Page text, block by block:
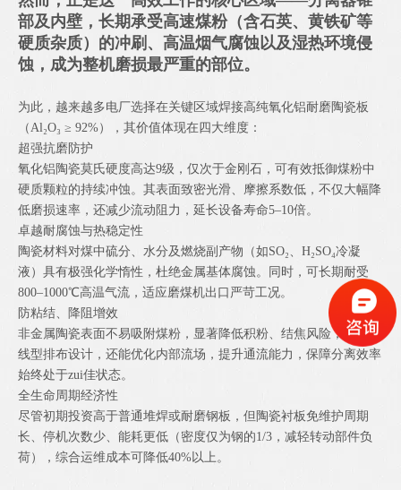
部及内壁，长期承受高速煤粉（含石英、黄铁矿等
硬质杂质）的冲刷、高温烟气腐蚀以及湿热环境侵
蚀，成为整机磨损最严重的部位。
为此，越来越多电厂选择在关键区域焊接高纯氧化铝耐磨陶瓷板
（Al₂O₃ ≥ 92%），其价值体现在四大维度：
超强抗磨防护
氧化铝陶瓷莫氏硬度高达9级，仅次于金刚石，可有效抵御煤粉中
硬质颗粒的持续冲蚀。其表面致密光滑、摩擦系数低，不仅大幅降
低磨损速率，还减少流动阻力，延长设备寿命5–10倍。
卓越耐腐蚀与热稳定性
陶瓷材料对煤中硫分、水分及燃烧副产物（如SO₂、H₂SO₄冷凝
液）具有极强化学惰性，杜绝金属基体腐蚀。同时，可长期耐受
800–1000℃高温气流，适应磨煤机出口严苛工况。
防粘结、降阻增效
非金属陶瓷表面不易吸附煤粉，显著降低积粉、结焦风险；结合流
线型排布设计，还能优化内部流场，提升通流能力，保障分离效率
始终处于zui佳状态。
全生命周期经济性
尽管初期投资高于普通堆焊或耐磨钢板，但陶瓷衬板免维护周期
长、停机次数少、能耗更低（密度仅为钢的1/3，减轻转动部件负
荷），综合运维成本可降低40%以上。